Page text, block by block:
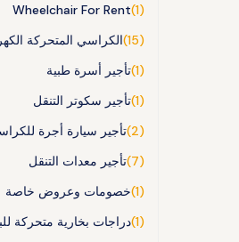
Wheelchair For Rent
(1)
الكراسي المتحركة
(15)
تأجير أسرة طبية (1)
تأجير سكوتر التنقل (1)
تأجير سيارة أجرة
(2)
تأجير معدات التنقل
(7)
خصومات وعروض خاصة
(1)
دراجات بخارية متحركة (1)